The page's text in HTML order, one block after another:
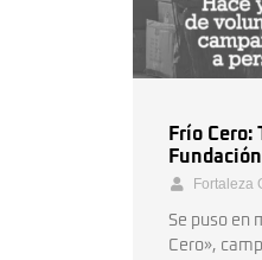
Frío Cero:
Fortaleza
Se puso en
Cero»,